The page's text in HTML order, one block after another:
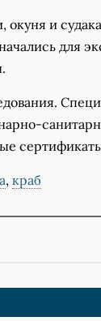
окуня и судака
для
, краб